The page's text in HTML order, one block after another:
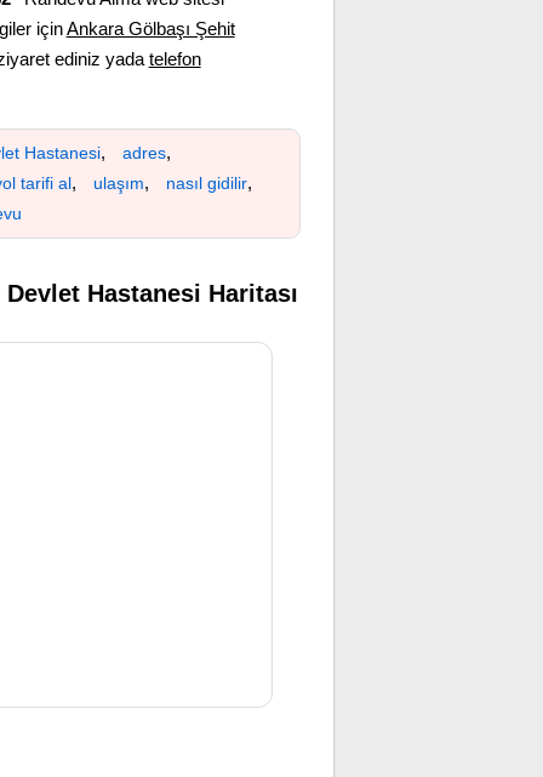
içinAnkara Gölbaşı Şehit
ediniz yada telefon
Hastanesi, adres,
tarifi al, ulaşım, nasıl gidilir,
Hastanesi Haritası